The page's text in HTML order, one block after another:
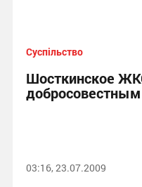
Суспільство
Шосткинское
03:16, 23.07.2009